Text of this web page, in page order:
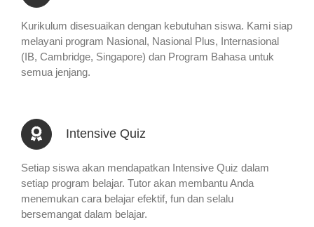
Kurikulum disesuaikan dengan kebutuhan siswa. Kami siap
melayani program Nasional, Nasional Plus, Internasional
(IB, Cambridge, Singapore) dan Program Bahasa untuk
semua jenjang.
Intensive Quiz
Setiap siswa akan mendapatkan Intensive Quiz dalam
setiap program belajar. Tutor akan membantu Anda
menemukan cara belajar efektif, fun dan selalu
bersemangat dalam belajar.